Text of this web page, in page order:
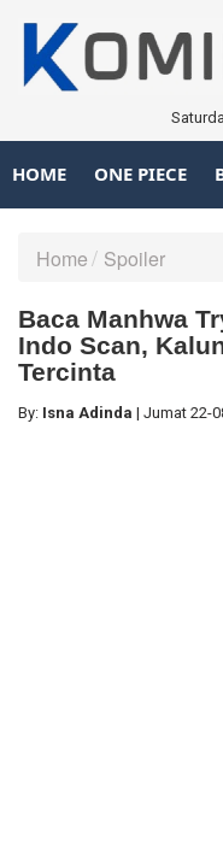
HOME ONE PIECE
Home Spoiler
Baca Manhwa
Indo Scan,
Tercinta
By: Isna Adinda | Jumat 22-